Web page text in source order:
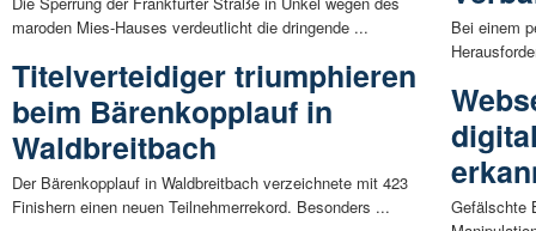
maroden Mies-Hauses verdeutlicht die dringende ...
Titelverteidiger triumphieren
beim Bärenkopplauf in
Waldbreitbach
Der Bärenkopplauf in Waldbreitbach verzeichnete mit 423
Finishern einen neuen Teilnehmerrekord. Besonders ...
Bei einem
Gefälschte